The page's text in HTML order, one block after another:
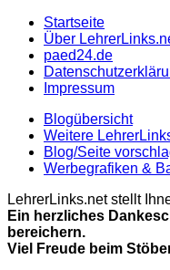
Startseite
Über
paed24.de
Impressum
Blogübersicht
Weitere
Blog/Seite
Werbegrafiken &
LehrerLinks.net stellt
Ein herzliches
bereichern.
Viel Freude beim